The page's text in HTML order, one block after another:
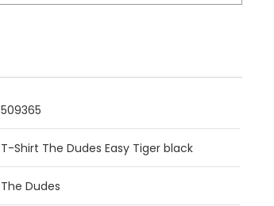
509365
T-Shirt The Dudes Easy Tiger black
The Dudes